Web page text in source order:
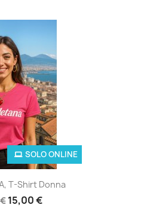
T-Shirt Donna
15,00 €
SOLO ONLINE